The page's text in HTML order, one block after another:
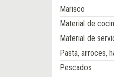
Marisco
Material de
Material de
Pasta, arroces,
Pescados